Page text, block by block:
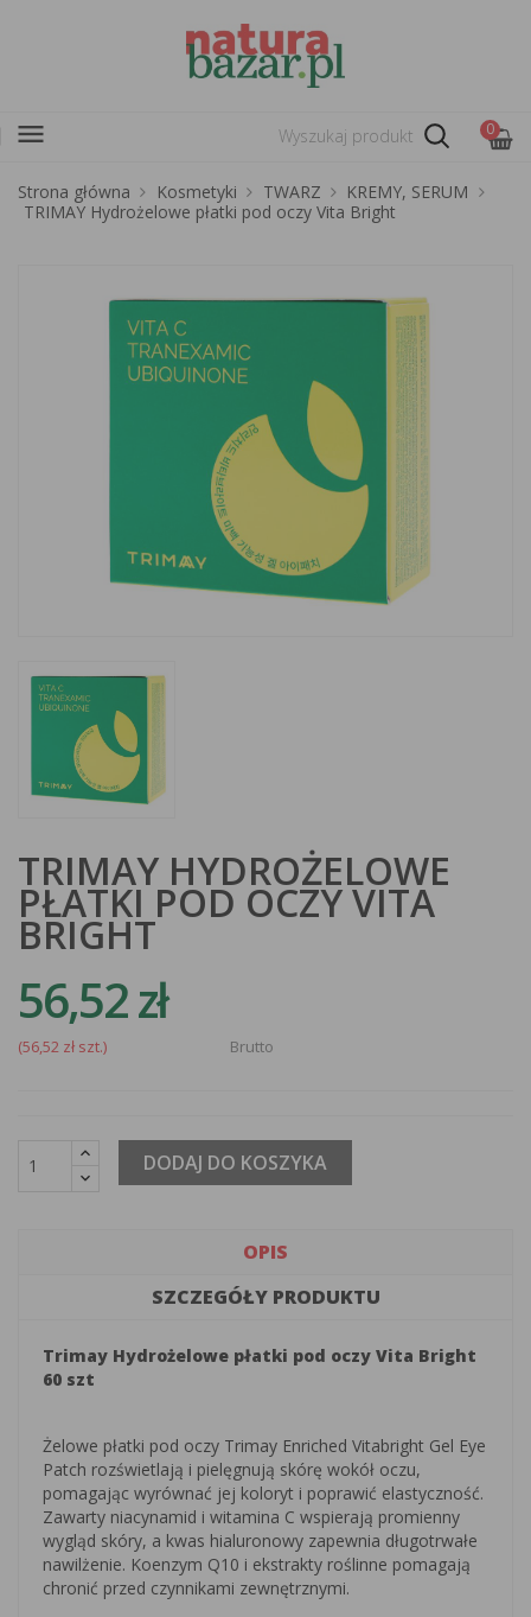
menu 0
Strona główna Kosmetyki TWARZ
KREMY, SERUM
TRIMAY Hydrożelowe płatki pod oczy Vita Bright
TRIMAY HYDROŻELOWE
PŁATKI POD OCZY VITA
BRIGHT
56,52 zł
(56,52 zł szt.) Brutto
DODAJ DO KOSZYKA
OPIS
SZCZEGÓŁY PRODUKTU
Trimay Hydrożelowe płatki pod oczy Vita Bright
60 szt
Żelowe płatki pod oczy Trimay Enriched Vitabright Gel Eye
Patch rozświetlają i pielęgnują skórę wokół oczu,
pomagając wyrównać jej koloryt i poprawić elastyczność.
Zawarty niacynamid i witamina C wspierają promienny
wygląd skóry, a kwas hialuronowy zapewnia długotrwałe
nawilżenie. Koenzym Q10 i ekstrakty roślinne pomagają
chronić przed czynnikami zewnętrznymi.